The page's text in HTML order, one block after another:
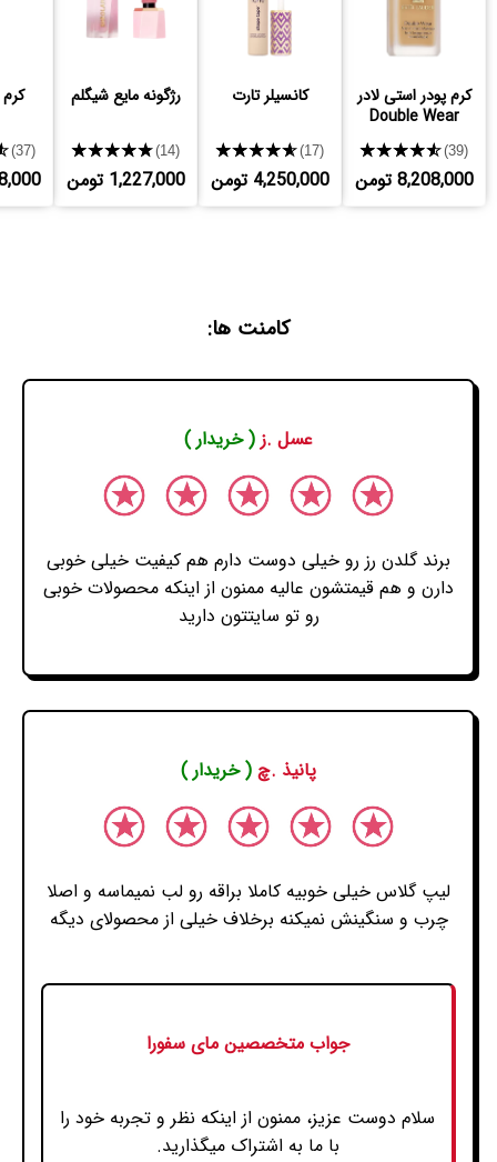
کرم پودر استی لادر
Double Wear
★★★★★(39)
8,208,000 تومن
کانسیلر تارت
★★★★★(17)
4,250,000 تومن
رژگونه مایع شیگلم
★★★★★(14)
1,227,000 تومن
(37)
کامنت ها:
عسل .ز( خریدار )
برند گلدن رز رو خیلی دوست دارم هم کیفیت خیلی خوبی
دارن و هم قیمتشون عالیه ممنون از اینکه محصولات خوبی
رو تو سایتتون دارید
پانیذ .چ ( خریدار )
لیپ گلاس خیلی خوبیه کاملا براقه رو لب نمیماسه و اصلا
چرب و سنگینش نمیکنه برخلاف خیلی از محصولای دیگه
جواب متخصصین مای سفورا
سلام دوست عزیز، ممنون از اینکه نظر و تجربه خود را
با ما به اشتراک میگذارید.